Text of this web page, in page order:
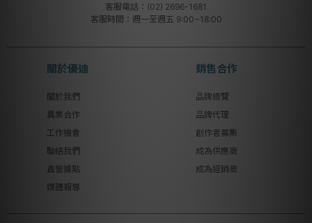
客服電話：(02) 2696-1681
客服時間：週一至週五 9:00~18:00
關於優迪
關於我們
異業合作
工作機會
聯絡我們
直營據點
媒體報導
銷售合作
品牌總覽
品牌代理
創作者募集
成為供應商
成為經銷商